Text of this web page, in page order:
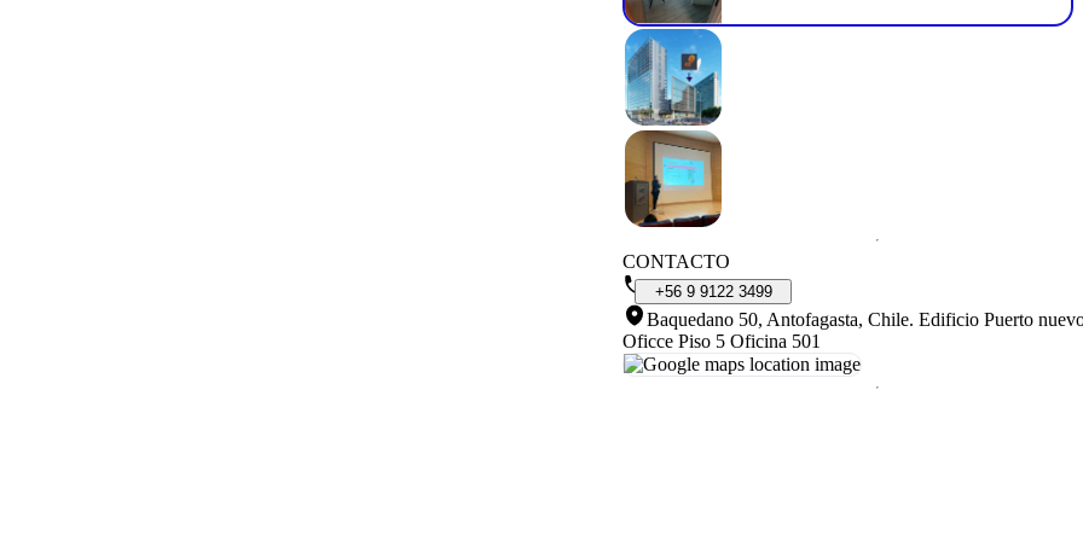
CONTACTO
+56 9 9122 3499
Baquedano 50, Antofagasta, Chile. Edificio Puerto
Oficce Piso 5 Oficina 501